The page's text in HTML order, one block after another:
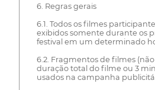
6. Regras gerais
6.1. Todos os filmes
exibidos somente durante os
festival em um determinado
6.2. Fragmentos de filmes (não
duração total do filme ou 3
usados na campanha